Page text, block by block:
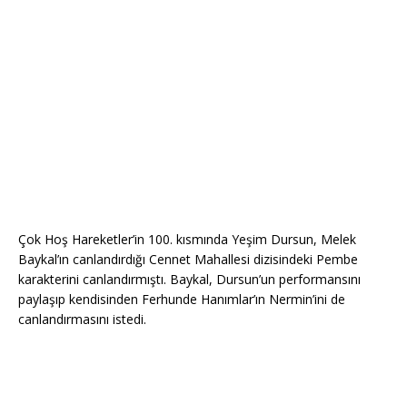
Çok Hoş Hareketler’in 100. kısmında Yeşim Dursun, Melek
Baykal’ın canlandırdığı Cennet Mahallesi dizisindeki Pembe
karakterini canlandırmıştı. Baykal, Dursun’un performansını
paylaşıp kendisinden Ferhunde Hanımlar’ın Nermin’ini de
canlandırmasını istedi.